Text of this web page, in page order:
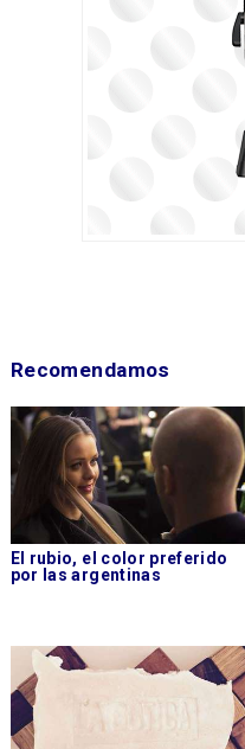
Recomendamos
El rubio, el color preferido
por las argentinas